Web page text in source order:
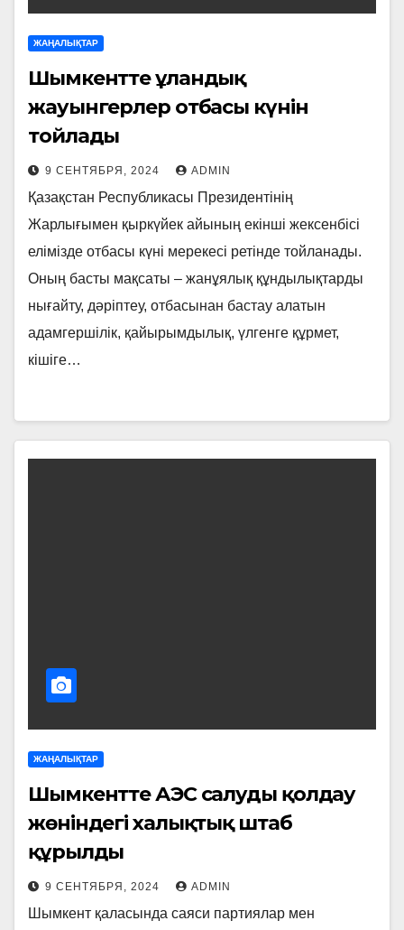
ЖАҢАЛЫҚТАР
Шымкентте ұландық
жауынгерлер отбасы күнін
тойлады
9 СЕНТЯБРЯ, 2024 ADMIN
Қазақстан Республикасы Президентінің
Жарлығымен қыркүйек айының екінші жексенбісі
елімізде отбасы күні мерекесі ретінде тойланады.
Оның басты мақсаты – жанұялық құндылықтарды
нығайту, дәріптеу, отбасынан бастау алатын
адамгершілік, қайырымдылық, үлгенге құрмет,
кішіге…
ЖАҢАЛЫҚТАР
Шымкентте АЭС салуды қолдау
жөніндегі халықтық штаб
құрылды
9 СЕНТЯБРЯ, 2024 ADMIN
Шымкент қаласында саяси партиялар мен